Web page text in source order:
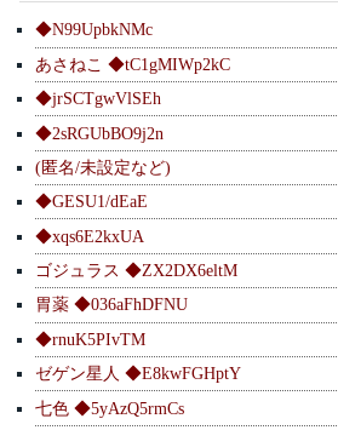
◆N99UpbkNMc
あさねこ ◆tC1gMIWp2kC
◆jrSCTgwVlSEh
◆2sRGUbBO9j2n
(匿名/未設定など)
◆GESU1/dEaE
◆xqs6E2kxUA
ゴジュラス ◆ZX2DX6eltM
胃薬 ◆036aFhDFNU
◆rnuK5PIvTM
ゼゲン星人 ◆E8kwFGHptY
七色 ◆5yAzQ5rmCs